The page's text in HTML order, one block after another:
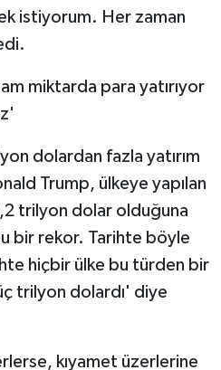
istiyorum. Her zaman
miktarda para yatırıyor
dolardan fazla yatırım
Trump, ülkeye yapılan
trilyon dolar olduğuna
bir rekor. Tarihte böyle
hiçbir ülke bu türden bir
trilyon dolardı' diye
kıyamet üzerlerine